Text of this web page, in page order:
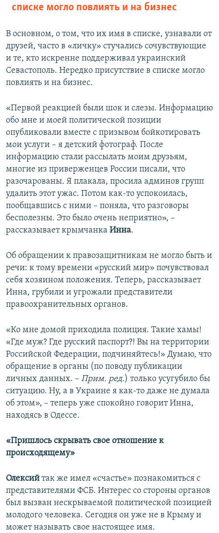
списке могло повлиять и на бизнес
В основном, о том, что их имя в списке, узнавали от
друзей, часто в «личку» стучались сочувствующие
и те, кто искренне поддерживал украинский
Севастополь. Нередко присутствие в списке могло
повлиять и на бизнес.
«Первой реакцией были шок и слезы. Информацию
обо мне и моей политической позиции
опубликовали вместе с призывом бойкотировать
мои услуги – я детский фотограф. После
информацию стали рассылать моим друзьям,
многие из приверженцев России писали, что
разочарованы. Я плакала, просила админов групп
удалить этот ужас. Потом как-то успокоилась,
пообщавшись с ними – поняла, что разговоры
бесполезны. Это было очень неприятно», –
рассказывает крымчанка Инна.
Об обращении к правозащитникам не могло быть и
речи: к тому времени «русский мир» почувствовал
себя хозяином положения. Теперь, рассказывает
Инна, грубили и угрожали представители
правоохранительных органов.
«Ко мне домой приходила полиция. Такие хамы!
«Где муж? Где русский паспорт?! Вы на территории
Российской Федерации, подчиняйтесь!» Думаю, что
обращение в органы (по поводу публикации
личных данных. – Прим. ред.) только усугубило бы
ситуацию. Ну, а в Украине я как-то даже не думала
об этом», – теперь уже спокойно говорит Инна,
находясь в Одессе.
«Пришлось скрывать свое отношение к
происходящему»
Олексий так же имел «счастье» познакомиться с
представителями ФСБ. Интерес со стороны органов
был вызван нескрываемой политической позицией
молодого человека. Сегодня он уже не в Крыму и
может называть свое настоящее имя.